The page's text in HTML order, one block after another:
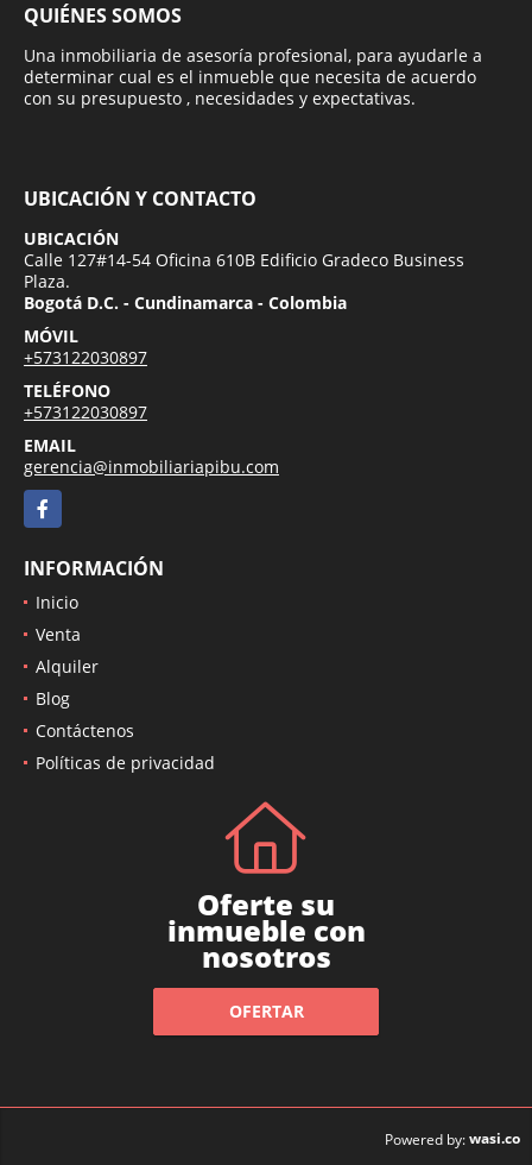
QUIÉNES SOMOS
Una inmobiliaria de asesoría profesional, para ayudarle a
determinar cual es el inmueble que necesita de acuerdo
con su presupuesto , necesidades y expectativas.
UBICACIÓN Y CONTACTO
UBICACIÓN
Calle 127#14-54 Oficina 610B Edificio Gradeco Business
Plaza.
Bogotá D.C. - Cundinamarca - Colombia
MÓVIL
+573122030897
TELÉFONO
+573122030897
EMAIL
gerencia@inmobiliariapibu.com
Facebook
INFORMACIÓN
Inicio
Venta
Alquiler
Blog
Contáctenos
Políticas de privacidad
Oferte su
inmueble con
nosotros
OFERTAR
Powered by:wasi.co